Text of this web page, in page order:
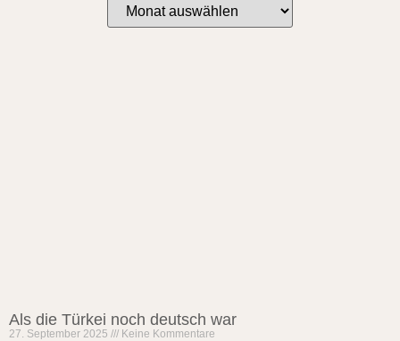
Als die Türkei noch deutsch war
27. September 2025 Keine Kommentare